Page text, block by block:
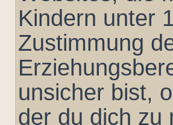
Kindern unter
Zustimmung
unsicher bist,
der du dich zu